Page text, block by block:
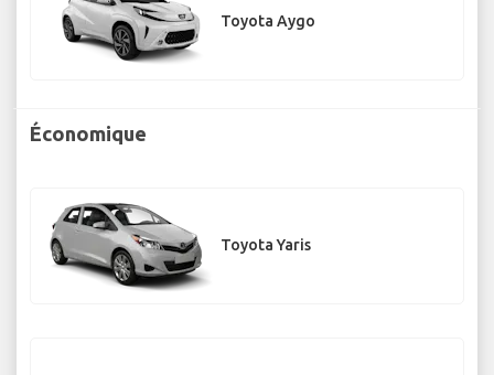
Toyota Aygo
Économique
Toyota Yaris